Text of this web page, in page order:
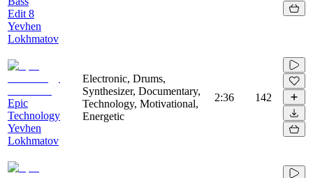
Edit 8
Yevhen
Lokhmatov
Epic
Technology
Yevhen
Lokhmatov
Electronic, Drums,
Synthesizer, Documentary,
Technology, Motivational,
Energetic
2:36 142